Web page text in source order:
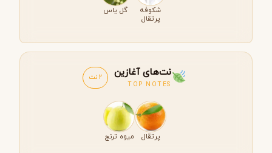
شکوفه
پرتقال
گل یاس
نت‌های آغازین
TOP NOTES
2 نت
پرتقال میوه ترنج